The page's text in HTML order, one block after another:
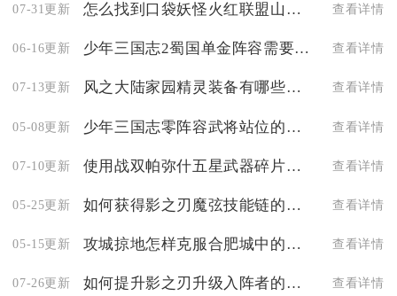
07-31更新 怎么找到口袋妖怪火红联盟山洞的正确路线 查看详情
06-16更新 少年三国志2蜀国单金阵容需要注意哪些问题 查看详情
07-13更新 风之大陆家园精灵装备有哪些推荐 查看详情
05-08更新 少年三国志零阵容武将站位的每个位置应该选择什么类型的武将 查看详情
07-10更新 使用战双帕弥什五星武器碎片的方法是什么 查看详情
05-25更新 如何获得影之刃魔弦技能链的强化材料 查看详情
05-15更新 攻城掠地怎样克服合肥城中的李典抵抗 查看详情
07-26更新 如何提升影之刃升级入阵者的装备等级 查看详情